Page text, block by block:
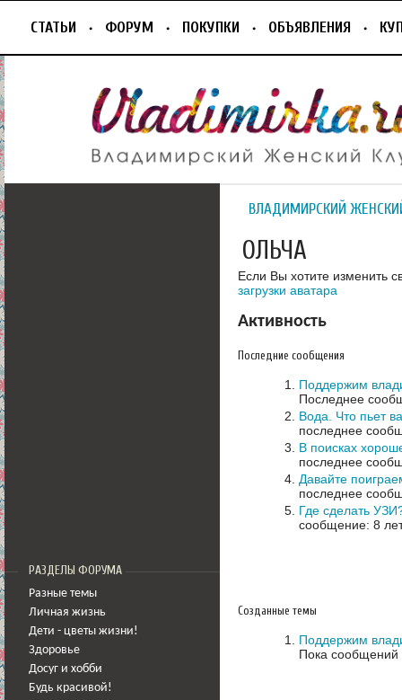
СТАТЬИ ФОРУМ ПОКУПКИ ОБЪЯВЛЕНИЯ
РАЗДЕЛЫ ФОРУМА
Разные темы
Личная жизнь
Дети - цветы жизни!
Здоровье
Досуг и хобби
Будь красивой!
ВЛАДИМИРСКИЙ
ОЛЬЧА
Если Вы хотите изменить
загрузки аватара
Активность
Последние сообщения
Поддержим
Последнее
Вода. Что пьет
последнее
В поисках
последнее
Давайте
последнее
Где сделать
сообщение: 8
Созданные темы
Поддержим
Пока сообщений